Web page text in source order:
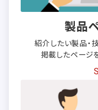
製品
紹介したい製品・
掲載したページ